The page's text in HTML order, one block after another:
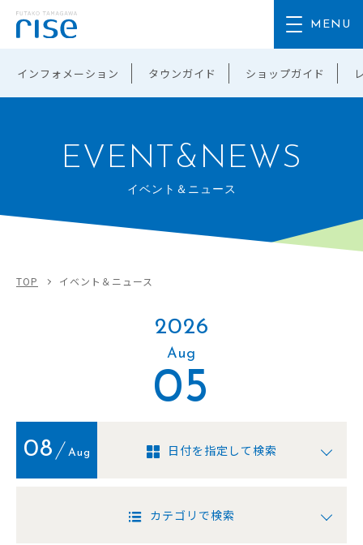
インフォメーション タウンガイド ショップガイド
EVENT&NEWS
イベント＆ニュース
TOP イベント＆ニュース
2026
Aug
05
08 Aug 日付を指定して検索
カテゴリで検索